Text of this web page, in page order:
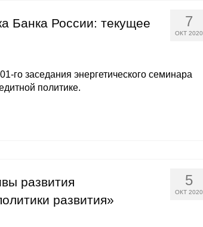
7
ОКТ 2020
Банка России: текущее
го заседания энергетического семинара
политике.
5
ОКТ 2020
развития
развития»